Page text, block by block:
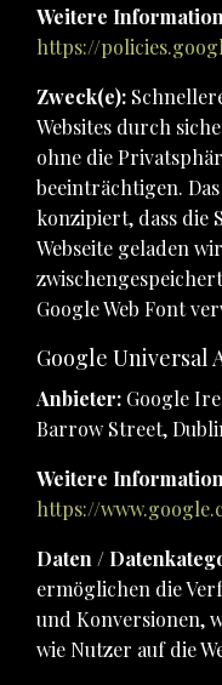
Weitere
https://
Zweck(e):
Websites durch
ohne die
beeinträchtigen.
konzipiert, dass
Webseite geladen
Google Web Font
Google Universal
Anbieter: Google
Barrow Street,
Weitere
https://
Daten /
ermöglichen die
und Konversionen,
wie Nutzer auf die